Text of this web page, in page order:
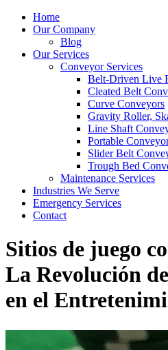
Home
Our Company
Blog
Our Services
Conveyor Services
Belt-Driven Live
Cleated Belt
Curve Conveyors
Gravity Roller,
Line Shaft
Portable
Slider Belt
Trough Bed
Maintenance Services
Industries We Serve
Emergency Services
Contact
Sitios de juego
La Revolución
en el
You are here: